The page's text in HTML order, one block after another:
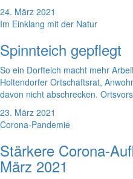
24. März 2021
Im Einklang mit der Natur
Spinnteich gepflegt
So ein Dorfteich macht mehr
Holtendorfer Ortschaftsrat,
davon nicht abschrecken.
23. März 2021
Corona-Pandemie
Stärkere Corona-
März 2021